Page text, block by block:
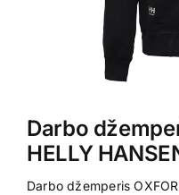
Kontaktai
Darbo
HELLY
Darbo džemperis